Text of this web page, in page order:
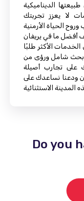
الديناميكية
لا يعزز تجربتك
أفضل ما في يريفان
الأكثر طلبًا
بحث شامل ورؤى من
على تجارب أصيلة
ودعنا نساعدك على
Do you